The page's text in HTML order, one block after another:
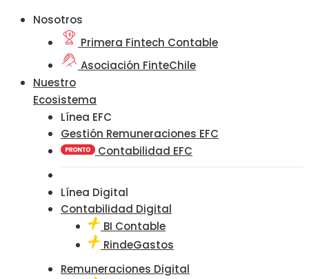
Nosotros
Primera Fintech Contable
Asociación FinteChile
Nuestro
Ecosistema
Línea EFC
Gestión Remuneraciones EFC
Contabilidad EFC
Línea Digital
Contabilidad Digital
BI Contable
RindeGastos
Remuneraciones Digital